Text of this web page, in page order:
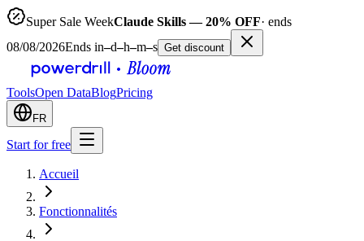
Super Sale WeekClaude Skills — 20% OFF· ends
08/08/2026Ends in–d–h–m–s Get discount
ToolsOpen DataBlogPricing
FR
Start for free
Accueil
Fonctionnalités